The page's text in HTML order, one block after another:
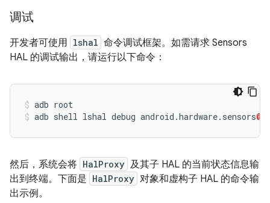
调试
开发者可使用 lshal 命令调试框架。如需请求 Sensors
HAL 的调试输出，请运行以下命令：
adb root
adb shell lshal debug android .hardware. sensors
然后，系统会将 HalProxy 及其子 HAL 的当前状态信息输
出到终端。下面是 HalProxy 对象和虚构子 HAL 的命令输
出示例。